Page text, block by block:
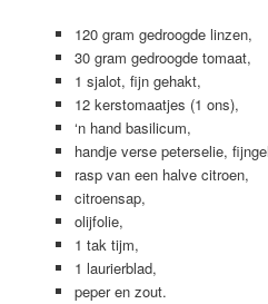
120 gram gedroogde linzen,
30 gram gedroogde tomaat,
1 sjalot, fijn gehakt,
12 kerstomaatjes (1 ons),
‘n hand basilicum,
handje verse peterselie,
rasp van een halve citroen,
citroensap,
olijfolie,
1 tak tijm,
1 laurierblad,
peper en zout.